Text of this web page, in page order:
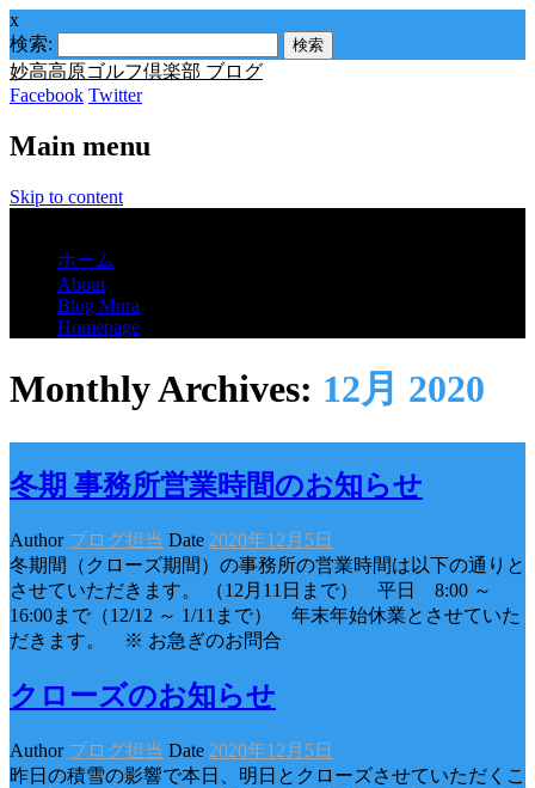
x
検索:
妙高高原ゴルフ倶楽部 ブログ
Facebook Twitter
Main menu
Skip to content
ホーム
About
Blog Mura
Homepage
Monthly Archives: 12月 2020
冬期 事務所営業時間のお知らせ
Author ブログ担当 Date 2020年12月5日
冬期間（クローズ期間）の事務所の営業時間は以下の通りと
させていただきます。 （12月11日まで） 平日 8:00 ～
16:00まで（12/12 ～ 1/11まで） 年末年始休業とさせていた
だきます。 ※ お急ぎのお問合
クローズのお知らせ
Author ブログ担当 Date 2020年12月5日
昨日の積雪の影響で本日、明日とクローズさせていただくこ